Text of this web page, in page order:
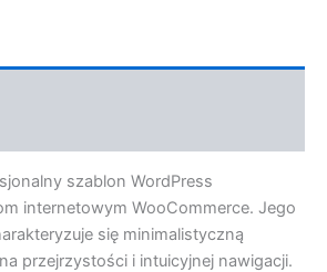
szablon WordPress
internetowym WooCommerce. Jego
się minimalistyczną
przejrzystości i intuicyjnej nawigacji.